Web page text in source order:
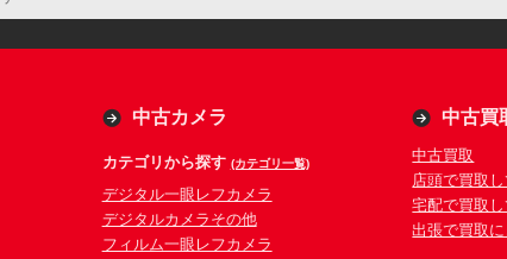
中古カメラ
カテゴリから探す (カテゴリ一覧)
デジタル一眼レフカメラ
デジタルカメラその他
フィルム一眼レフカメラ
中古買
中古買取
店頭で買取
宅配で買取
出張で買取